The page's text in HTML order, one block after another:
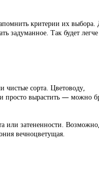
критерии их выбора.
задуманное. Так будет легче
сорта. Цветоводу,
просто вырастить — можно
или затененности. Возможно,
вечноцветущая.